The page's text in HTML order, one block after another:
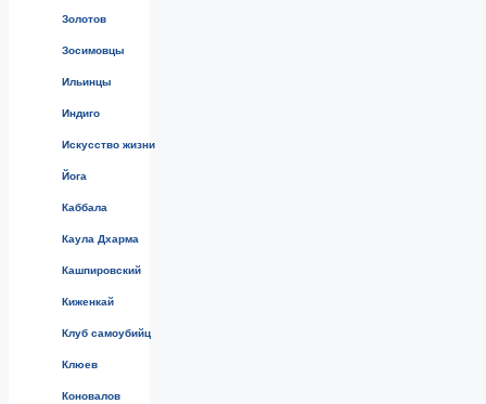
Золотов
Зосимовцы
Ильинцы
Индиго
Искусство жизни
Йога
Каббала
Каула Дхарма
Кашпировский
Киженкай
Клуб самоубийц
Клюев
Коновалов